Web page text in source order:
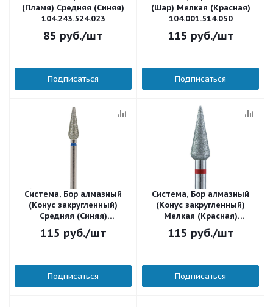
(Пламя) Средняя (Синяя)
104.243.524.023
85 руб./шт
Подписаться
(Шар) Мелкая (Красная)
104.001.514.050
115 руб./шт
Подписаться
Система, Бор алмазный
(Конус закругленный)
Средняя (Синяя)
104.266.524.040
115 руб./шт
Подписаться
Система, Бор алмазный
(Конус закругленный)
Мелкая (Красная)
104.266.514.040
115 руб./шт
Подписаться